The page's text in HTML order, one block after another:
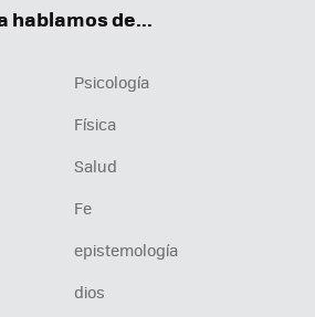
hablamos de...
Psicología
Física
Salud
Fe
epistemología
dios